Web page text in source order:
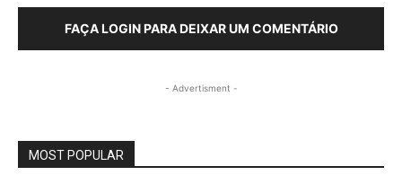
FAÇA LOGIN PARA DEIXAR UM COMENTÁRIO
- Advertisment -
MOST POPULAR